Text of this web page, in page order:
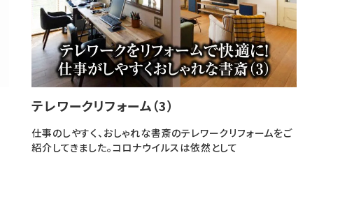
テレワークリフォーム（3）
仕事のしやすく、おしゃれな書斎のテレワークリフォームをご
紹介してきました。コロナウイルスは依然として